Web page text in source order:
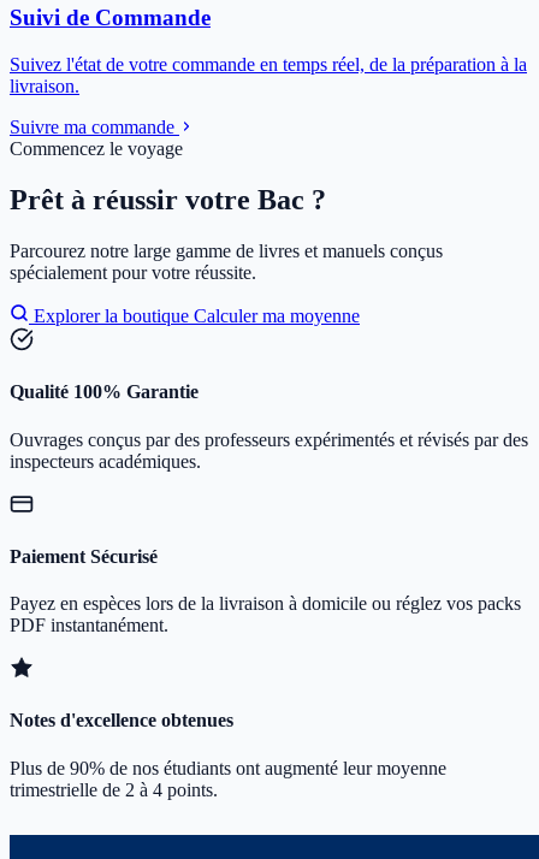
Suivi de Commande
Suivez l'état de votre commande en temps réel, de la préparation à la
livraison.
Suivre ma commande
Commencez le voyage
Prêt à réussir votre Bac ?
Parcourez notre large gamme de livres et manuels conçus
spécialement pour votre réussite.
Explorer la boutique Calculer ma moyenne
Qualité 100% Garantie
Ouvrages conçus par des professeurs expérimentés et révisés par des
inspecteurs académiques.
Paiement Sécurisé
Payez en espèces lors de la livraison à domicile ou réglez vos packs
PDF instantanément.
Notes d'excellence obtenues
Plus de 90% de nos étudiants ont augmenté leur moyenne
trimestrielle de 2 à 4 points.